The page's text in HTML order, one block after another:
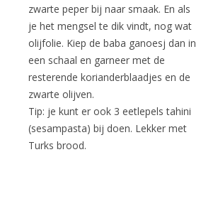
zwarte peper bij naar smaak. En als
je het mengsel te dik vindt, nog wat
olijfolie. Kiep de baba ganoesj dan in
een schaal en garneer met de
resterende korianderblaadjes en de
zwarte olijven.
Tip: je kunt er ook 3 eetlepels tahini
(sesampasta) bij doen. Lekker met
Turks brood.